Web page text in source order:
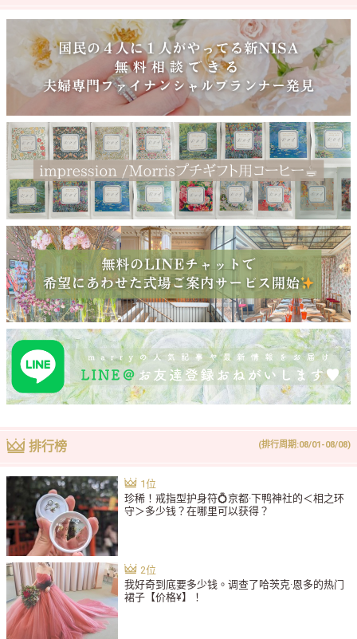
排行榜 (排行周期:08/01-08/08)
珍稀！戒指型护身符💍京都·下鸭神社的＜相之环
守＞多少钱？在哪里可以获得？
我好奇到底要多少钱。调查了哈茨克·恩多的热门
裙子【价格¥】！